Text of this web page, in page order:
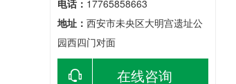
电话： 17765858663
地址： 西安市未央区大明宫遗址公
园西四门对面
在线咨询